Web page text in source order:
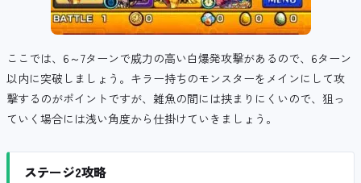
ここでは、6～7ターンで威力の高い白爆発攻撃があるので、6ターン
以内に突破しましょう。キラー持ちのモンスターをメインにして攻
撃するのがポイントですが、雑魚の間には挟まりにくいので、狙っ
ていく場合には浅い角度から仕掛けていきましょう。
ステージ2攻略